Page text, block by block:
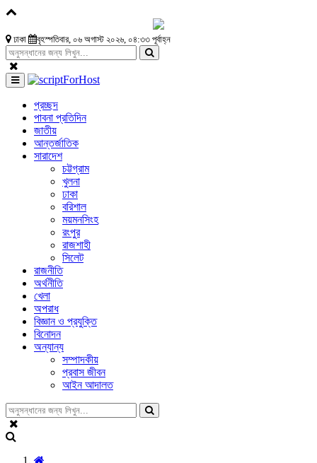
ঢাকা বৃহস্পতিবার, ০৬ অগাস্ট ২০২৬, ০৪:৩৩ পূর্বাহ্ন
প্রচ্ছদ
পাবনা প্রতিদিন
জাতীয়
আন্তর্জাতিক
সারাদেশ
চট্টগ্রাম
খুলনা
ঢাকা
বরিশাল
ময়মনসিংহ
রংপুর
রাজশাহী
সিলেট
রাজনীতি
অর্থনীতি
খেলা
অপরাধ
বিজ্ঞান ও প্রযুক্তি
বিনোদন
অন্যান্য
সম্পাদকীয়
প্রবাস জীবন
আইন আদালত